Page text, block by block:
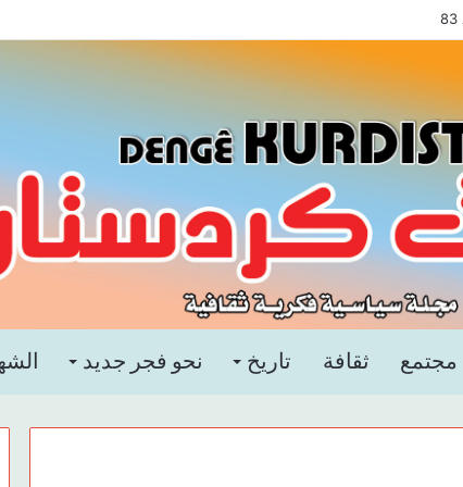
مجتمع ثقافة تاريخ نحو فجر جديد